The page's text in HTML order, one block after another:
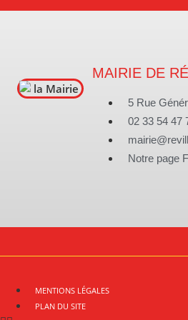
MAIRIE DE
5 Rue
02 33 54 47
Notre page
MENTIONS LÉGALES
PLAN DU SITE